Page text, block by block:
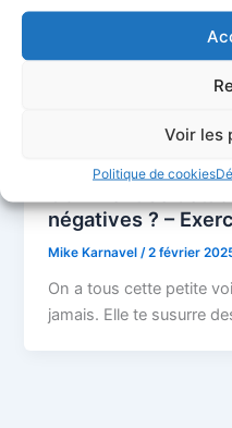
Voir les
Politique de cookies
Domaine 1 :
négatives ? –
Mike Karnavel /2 février
On a tous cette petite
jamais. Elle te susurre